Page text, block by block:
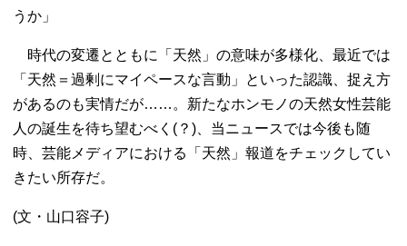
うか」
時代の変遷とともに「天然」の意味が多様化、最近では
「天然＝過剰にマイペースな言動」といった認識、捉え方
があるのも実情だが……。新たなホンモノの天然女性芸能
人の誕生を待ち望むべく(？)、当ニュースでは今後も随
時、芸能メディアにおける「天然」報道をチェックしてい
きたい所存だ。
(文・山口容子)